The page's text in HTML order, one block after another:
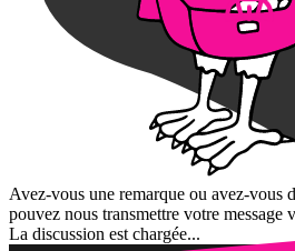
Avez-vous une remarque ou avez-vous
pouvez nous transmettre votre message
La discussion est chargée...